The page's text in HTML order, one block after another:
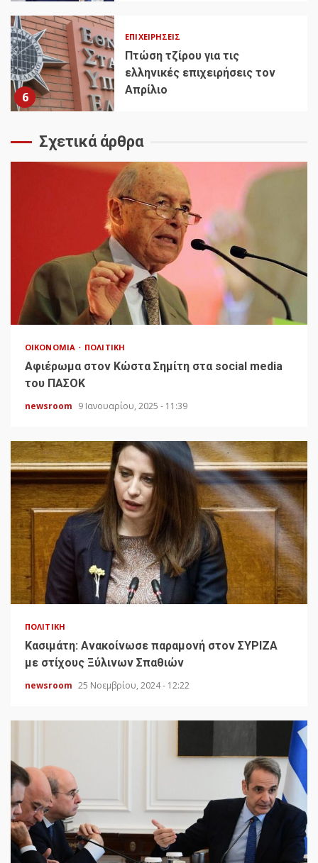
6
ΕΠΙΧΕΙΡΉΣΕΙΣ
Πτώση τζίρου για τις
ελληνικές επιχειρήσεις τον
Απρίλιο
Σχετικά άρθρα
ΟΙΚΟΝΟΜΊΑ ΠΟΛΙΤΙΚΉ
Αφιέρωμα στον Κώστα Σημίτη στα social media
του ΠΑΣΟΚ
newsroom 9 Ιανουαρίου, 2025 - 11:39
ΠΟΛΙΤΙΚΉ
Κασιμάτη: Ανακοίνωσε παραμονή στον ΣΥΡΙΖΑ
με στίχους Ξύλινων Σπαθιών
newsroom 25 Νοεμβρίου, 2024 - 12:22